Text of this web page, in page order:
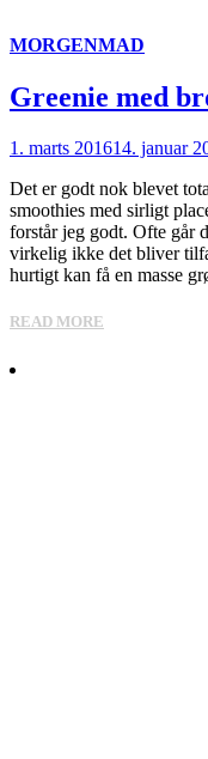
MORGENMAD
Greenie med
1. marts 201614. januar
Det er godt nok blevet
smoothies med sirligt
forstår jeg godt. Ofte går
virkelig ikke det bliver
hurtigt kan få en masse
READ MORE